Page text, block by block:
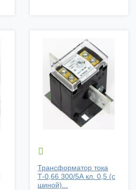

Трансформатор тока
Т-0,66 300/5А кл. 0,5 (с
шиной)...